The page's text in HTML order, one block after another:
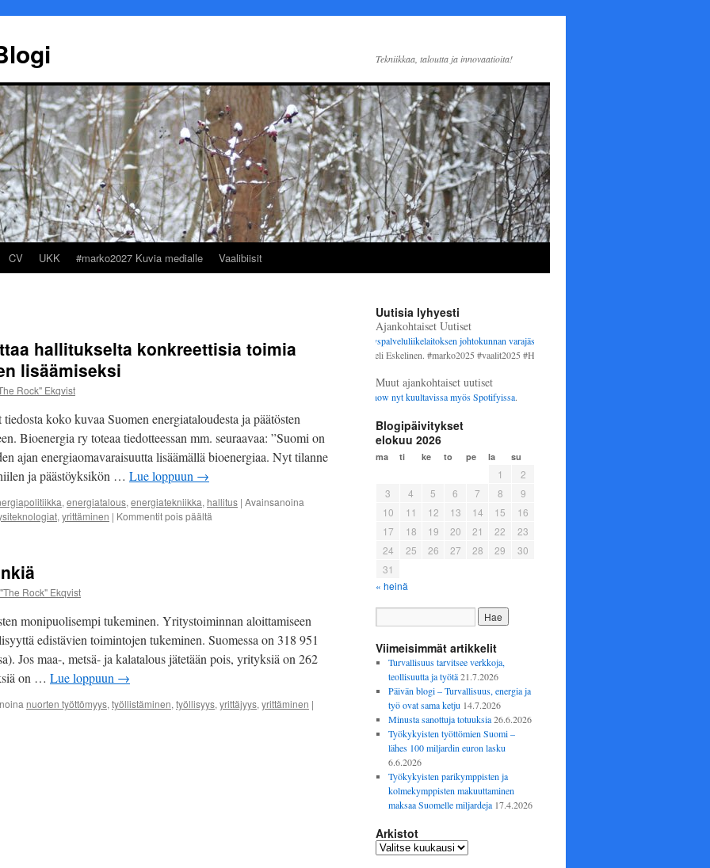
Tekniikkaa, taloutta ja innovaatioita!
CV UKK #marko2027 Kuvia medialle Vaalibiisit
hallitukselta konkreettisia toimia
lisäämiseksi
Rock" Ekqvist
koko kuvaa Suomen energiataloudesta ja päätösten
Bioenergia ry toteaa tiedotteessan mm. seuraavaa: ”Suomi on
ajan energiaomavaraisuutta lisäämällä bioenergiaa. Nyt tilanne
ja päästöyksikön … Lue loppuun →
, energiatalous, energiatekniikka, hallitus | Avainsanoina
, yrittäminen | Kommentit pois päältä
lisäämiseksi
Rock" Ekqvist
monipuolisempi tukeminen. Yritystoiminnan aloittamiseen
edistävien toimintojen tukeminen. Suomessa on 318 951
Jos maa-, metsä- ja kalatalous jätetään pois, yrityksiä on 262
on … Lue loppuun →
nuorten työttömyys, työllistäminen, työllisyys, yrittäjyys, yrittäminen |
Uutisia lyhyesti
Ajankohtaiset Uutiset
Marko Ekqvist Työllisyyspalveluliikelaitoksen johtokunnan varajäseneksi
jäsenenenämme toimii Heli Eskelinen. #marko2025 #vaalit2025 #Helsinki #perussuomalaiset
Muut ajankohtaiset uutiset
Marko Ekqvist – Talk Show nyt kuultavissa myösSpotifyissa.
Blogipäivitykset
elokuu 2026
ma ti ke to pe la su
1
2
3
4 5 6 7 8
9
10
11 12 13 14 15
16
17
18 19 20 21 22
23
24
25 26 27 28 29
30
31
« heinä
Viimeisimmät artikkelit
Turvallisuus tarvitsee verkkoja,
teollisuutta ja työtä 21.7.2026
Päivän blogi – Turvallisuus, energia ja
työ ovat sama ketju 14.7.2026
Minusta sanottuja totuuksia 26.6.2026
Työkykyisten työttömien Suomi –
lähes 100 miljardin euron lasku
6.6.2026
Työkykyisten parikymppisten ja
kolmekymppisten makuuttaminen
maksaa Suomelle miljardeja 17.4.2026
Arkistot
Arkistot